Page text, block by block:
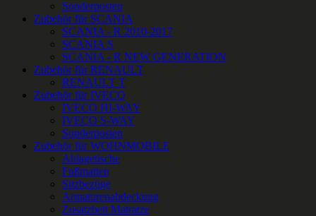
Sonderposten
Zubehör für SCANIA
SCANIA - R 2010-2017
SCANIA S
SCANIA - R NEW GENERATION
Zubehör für RENAULT
RENAULT T
Zubehör für IVECO
IVECO HI-WAY
IVECO S-WAY
Sonderposten
Zubehör für WOHNMOBILE
Ablagetische
Fußmatten
Sitzbezüge
Armaturenabdeckung
Zusatzbett Matratze